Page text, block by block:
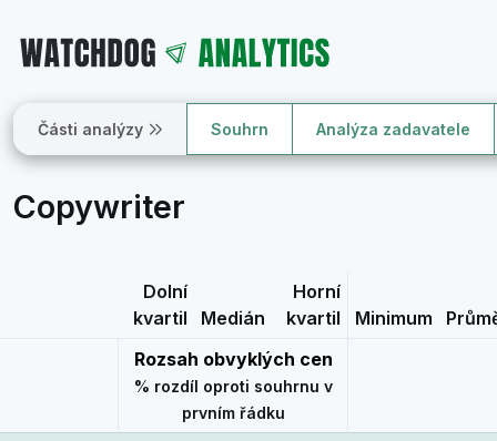
Části analýzy Souhrn Analýza zadavatele
Copywriter
Dolní
kvartil
Medián
Horní
kvartil
Minimum
Rozsah obvyklých cen
% rozdíl oproti souhrnu v
prvním řádku